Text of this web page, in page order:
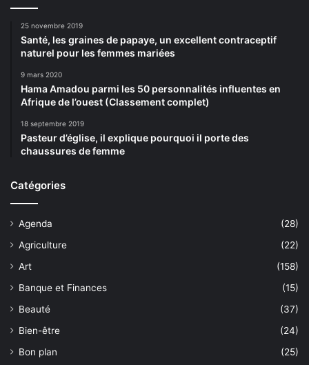
25 novembre 2019
Santé, les graines de papaye, un excellent contraceptif
naturel pour les femmes mariées
9 mars 2020
Hama Amadou parmi les 50 personnalités influentes en
Afrique de l’ouest (Classement complet)
18 septembre 2019
Pasteur d’église, il explique pourquoi il porte des
chaussures de femme
Catégories
Agenda
(28)
Agriculture
(22)
Art
(158)
Banque et Finances
(15)
Beauté
(37)
Bien-être
(24)
Bon plan
(25)